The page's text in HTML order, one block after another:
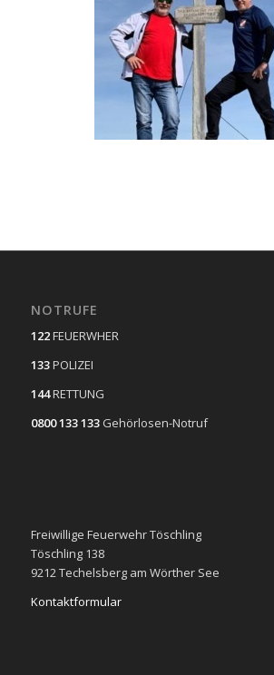
NOTRUFE
122FEUERWHER
133POLIZEI
144RETTUNG
0800 133 133 Gehörlosen-Notruf
Freiwillige Feuerwehr Töschling
Töschling 138
9212 Techelsberg am Wörther See
Kontaktformular